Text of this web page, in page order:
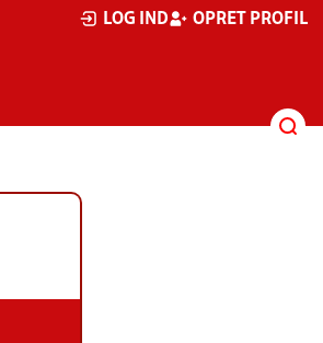
LOG IND OPRET PROFIL